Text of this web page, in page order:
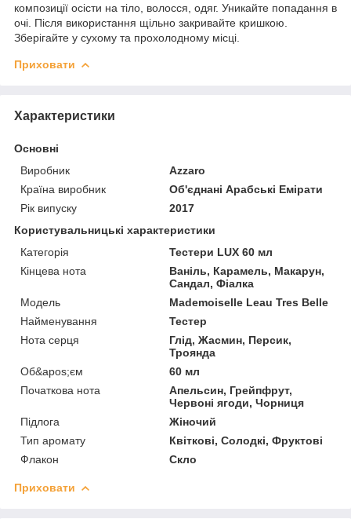
композиції осісти на тіло, волосся, одяг. Уникайте попадання в
очі. Після використання щільно закривайте кришкою.
Зберігайте у сухому та прохолодному місці.
Приховати
Характеристики
Основні
Виробник
Azzaro
Країна виробник
Об'єднані Арабські Емірати
Рік випуску
2017
Користувальницькі характеристики
Категорія
Тестери LUX 60 мл
Кінцева нота
Ваніль, Карамель, Макарун,
Сандал, Фіалка
Мoдель
Mademoiselle Leau Tres Belle
Найменування
Тестер
Нота серця
Глід, Жасмин, Персик,
Троянда
Об&apos;єм
60 мл
Початкова нота
Апельсин, Грейпфрут,
Червоні ягоди, Чорниця
Підлога
Жіночий
Тип аромату
Квіткові, Солодкі, Фруктові
Флакон
Скло
Приховати